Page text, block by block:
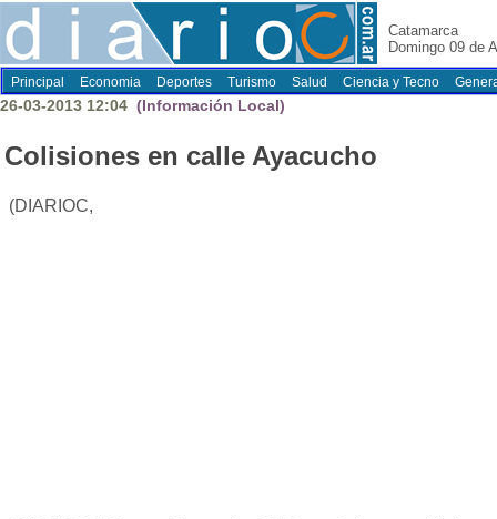
Catamarca
Domingo 09 de
Principal Economia Deportes Turismo Salud Ciencia y Tecno
26-03-2013 12:04 (Información Local)
Colisiones en calle Ayacucho
(DIARIOC,